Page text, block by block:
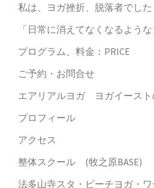
私は、ヨガ挫折、脱落者でした
「日常に消えてなくなるような
プログラム、料金：PRICE
ご予約・お問合せ
エアリアルヨガ ヨガイースト
プロフィール
アクセス
整体スクール (牧之原BASE)
法多山寺スタ・ビーチヨガ・